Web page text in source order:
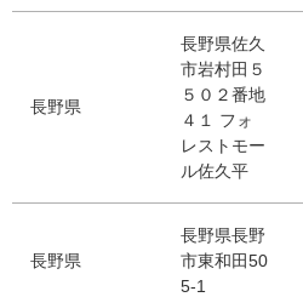
長野県
長野県佐久
市岩村田５
５０２番地
４１ フォ
レストモー
ル佐久平
長野県
長野県長野
市東和田50
5-1